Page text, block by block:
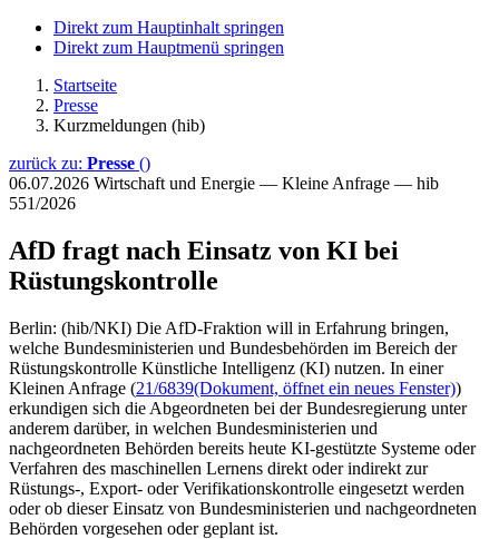
Direkt zum Hauptinhalt springen
Direkt zum Hauptmenü springen
Startseite
Presse
Kurzmeldungen (hib)
zurück zu: Presse ()
06.07.2026 Wirtschaft und Energie — Kleine Anfrage — hib
551/2026
AfD fragt nach Einsatz von KI bei
Rüstungskontrolle
Berlin: (hib/NKI) Die AfD-Fraktion will in Erfahrung bringen,
welche Bundesministerien und Bundesbehörden im Bereich der
Rüstungskontrolle Künstliche Intelligenz (KI) nutzen. In einer
Kleinen Anfrage (21/6839(Dokument, öffnet ein neues Fenster))
erkundigen sich die Abgeordneten bei der Bundesregierung unter
anderem darüber, in welchen Bundesministerien und
nachgeordneten Behörden bereits heute KI-gestützte Systeme oder
Verfahren des maschinellen Lernens direkt oder indirekt zur
Rüstungs-, Export- oder Verifikationskontrolle eingesetzt werden
oder ob dieser Einsatz von Bundesministerien und nachgeordneten
Behörden vorgesehen oder geplant ist.